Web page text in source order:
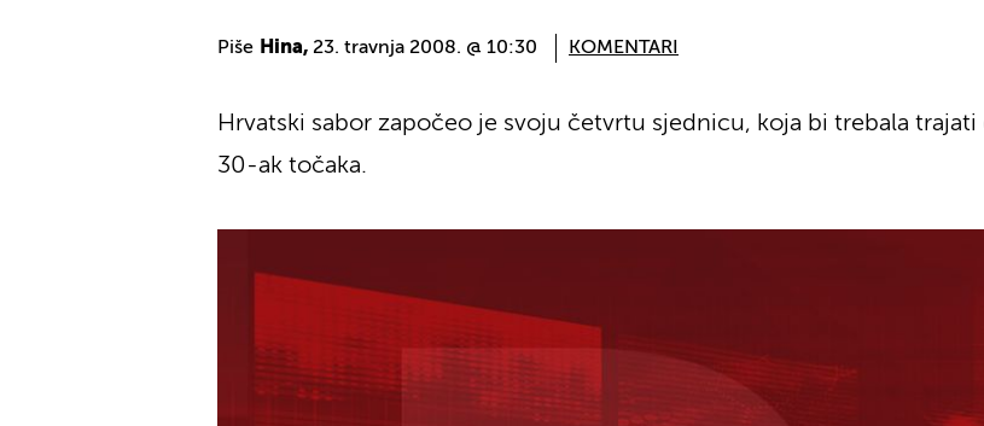
Piše Hina, 23. travnja 2008. @ 10:30 KOMENTARI
Hrvatski sabor započeo je svoju četvrtu sjednicu, koja bi trebala
30-ak točaka.